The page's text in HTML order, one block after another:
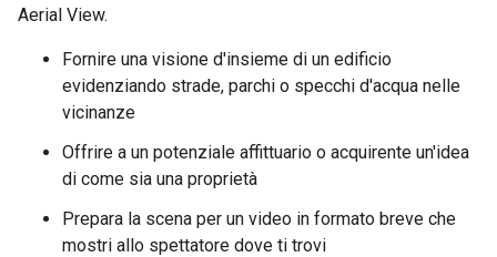
Aerial View.
Fornire una visione d'insieme di un edificio
evidenziando strade, parchi o specchi d'acqua nelle
vicinanze
Offrire a un potenziale affittuario o acquirente un'idea
di come sia una proprietà
Prepara la scena per un video in formato breve che
mostri allo spettatore dove ti trovi